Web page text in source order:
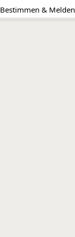
Bestimmen & Melden